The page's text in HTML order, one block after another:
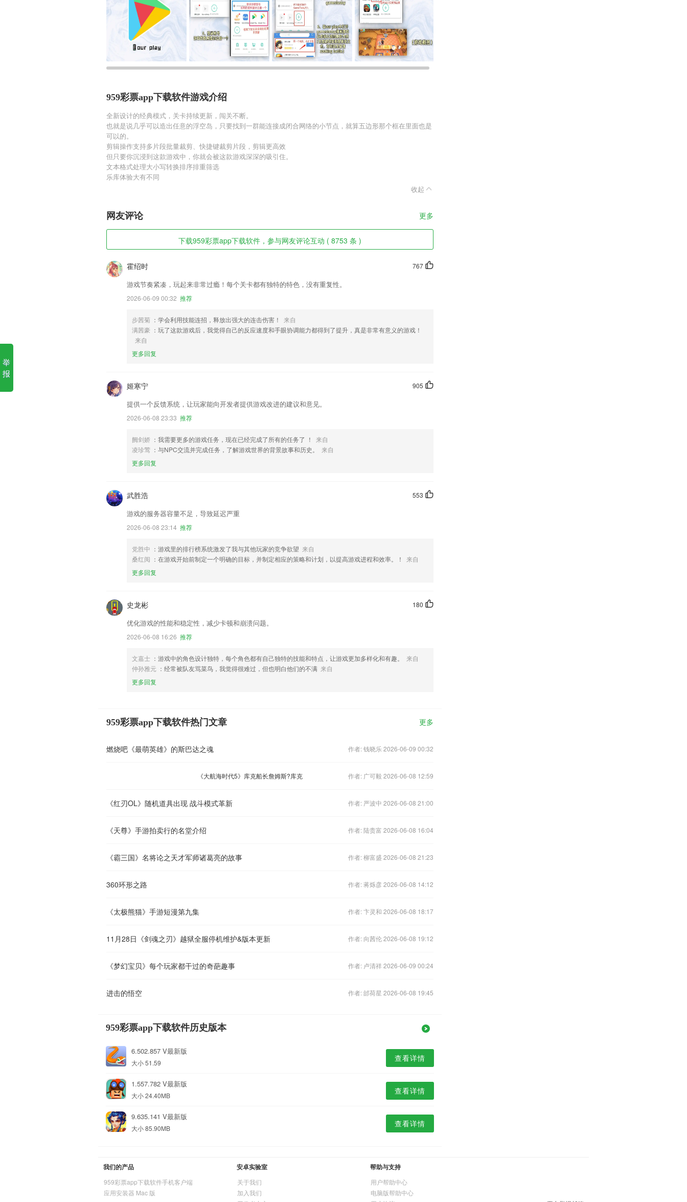
959彩票app下载软件游戏介绍
全新设计的经典模式，关卡持续更新，闯关不断。
也就是说几乎可以造出任意的浮空岛，只要找到一群能连接成闭合网络的小节点，就算五边形那个框在里面也是
可以的。
剪辑操作支持多片段批量裁剪、快捷键裁剪片段，剪辑更高效
但只要你沉浸到这款游戏中，你就会被这款游戏深深的吸引住。
文本格式处理大小写转换排序排重筛选
乐库体验大有不同
收起
网友评论 更多
下载959彩票app下载软件，参与网友评论互动 ( 8753 条 )
767
霍绍时
游戏节奏紧凑，玩起来非常过瘾！每个关卡都有独特的特色，没有重复性。
2026-06-09 00:32 推荐
步茜菊 ：学会利用技能连招，释放出强大的连击伤害！
来自
满茜豪 ：玩了这款游戏后，我觉得自己的反应速度和手眼协调能力都得到了提升，真是非常有意义的游戏！
来自
更多回复
905
姬寒宁
提供一个反馈系统，让玩家能向开发者提供游戏改进的建议和意见。
2026-06-08 23:33 推荐
阙剑娇 ：我需要更多的游戏任务，现在已经完成了所有的任务了 ！
来自
凌珍莺 ：与NPC交流并完成任务，了解游戏世界的背景故事和历史。
来自
更多回复
553
武胜浩
游戏的服务器容量不足，导致延迟严重
2026-06-08 23:14 推荐
党胜中 ：游戏里的排行榜系统激发了我与其他玩家的竞争欲望 来自
桑红阅 ：在游戏开始前制定一个明确的目标，并制定相应的策略和计划，以提高游戏进程和效率。！
来自
更多回复
180
史龙彬
优化游戏的性能和稳定性，减少卡顿和崩溃问题。
2026-06-08 16:26 推荐
文嘉士 ：游戏中的角色设计独特，每个角色都有自己独特的技能和特点，让游戏更加多样化和有趣。
来自
仲孙雅元 ：经常被队友骂菜鸟，我觉得很难过，但也明白他们的不满 来自
更多回复
959彩票app下载软件热门文章 更多
燃烧吧《最萌英雄》的斯巴达之魂 作者: 钱晓乐 2026-06-09 00:32
《大航海时代5》库克船长詹姆斯?库克 作者: 广可毅 2026-06-08 12:59
《红刃OL》随机道具出现 战斗模式革新 作者: 严波中 2026-06-08 21:00
《天尊》手游拍卖行的名堂介绍 作者: 陆贵富 2026-06-08 16:04
《霸三国》名将论之天才军师诸葛亮的故事 作者: 柳富盛 2026-06-08 21:23
360环形之路 作者: 蒋烁彦 2026-06-08 14:12
《太极熊猫》手游短漫第九集 作者: 卞灵和 2026-06-08 18:17
11月28日《剑魂之刃》越狱全服停机维护&版本更新 作者: 向茜伦 2026-06-08 19:12
《梦幻宝贝》每个玩家都干过的奇葩趣事 作者: 卢清祥 2026-06-09 00:24
进击的悟空 作者: 邰荷星 2026-06-08 19:45
959彩票app下载软件历史版本
6.502.857 V最新版
大小 51.59 查看详情
1.557.782 V最新版
大小 24.40MB 查看详情
9.635.141 V最新版
大小 85.90MB 查看详情
我们的产品
959彩票app下载软件手机客户端
应用安装器 Mac 版
安卓实验室
关于我们
加入我们
帮助与支持
用户帮助中心
电脑版帮助中心
举
报